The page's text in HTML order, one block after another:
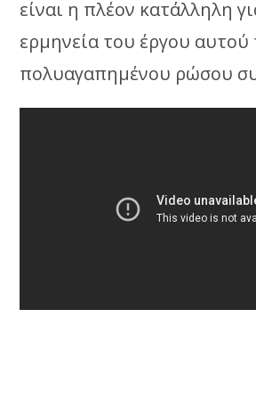
είναι η πλέον κατάλληλη
ερμηνεία του έργου αυτού
πολυαγαπημένου ρώσου